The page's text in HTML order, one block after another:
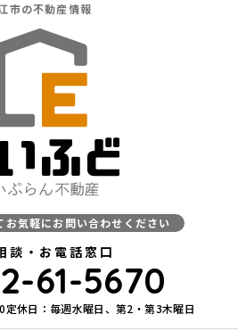
市の不動産情報
お気軽にお問い合わせください
談・お電話窓口
61-5670
定休日：毎週水曜日、第2・第3木曜日